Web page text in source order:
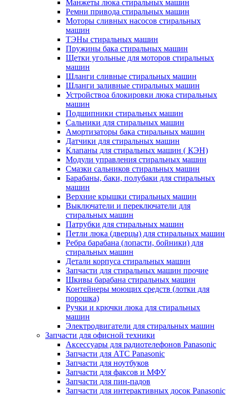
Манжеты люка стиральных машин
Ремни привода стиральных машин
Моторы сливных насосов стиральных
машин
ТЭНы стиральных машин
Пружины бака стиральных машин
Щетки угольные для моторов стиральных
машин
Шланги сливные стиральных машин
Шланги заливные стиральных машин
Устройствоа блокировки люка стиральных
машин
Подшипники стиральных машин
Сальники для стиральных машин
Амортизаторы бака стиральных машин
Датчики для стиральных машин
Клапаны для стиральных машин ( КЭН)
Модули управления стиральных машин
Смазки сальников стиральных машин
Барабаны, баки, полубаки для стиральных
машин
Верхние крышки стиральных машин
Выключатели и переключатели для
стиральных машин
Патрубки для стиральных машин
Петли люка (дверцы) для стиральных машин
Ребра барабана (лопасти, бойники) для
стиральных машин
Детали корпуса стиральных машин
Запчасти для стиральных машин прочие
Шкивы барабана стиральных машин
Контейнеры моющих средств (лотки для
порошка)
Ручки и крючки люка для стиральных
машин
Электродвигатели для стиральных машин
Запчасти для офисной техники
Аксессуары для радиотелефонов Panasonic
Запчасти для АТС Panasonic
Запчасти для ноутбуков
Запчасти для факсов и МФУ
Запчасти для пин-падов
Запчасти для интерактивных досок Panasonic